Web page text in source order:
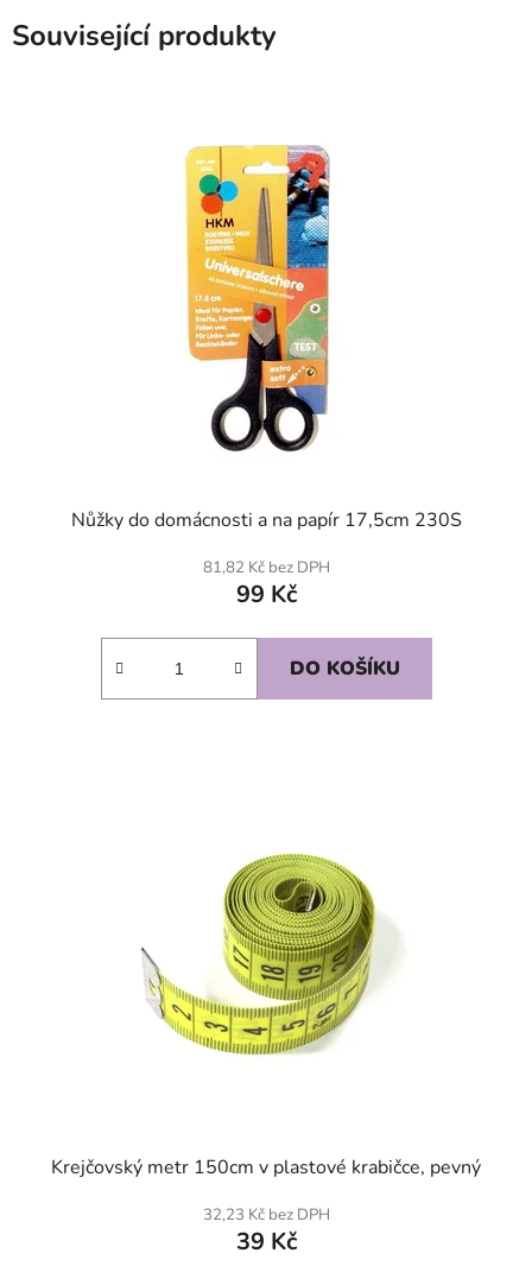
Související produkty
Nůžky do domácnosti a na papír 17,5cm 230S
81,82 Kč bez DPH
99 Kč
DO KOŠÍKU
Krejčovský metr 150cm v plastové krabičce, pevný
32,23 Kč bez DPH
39 Kč